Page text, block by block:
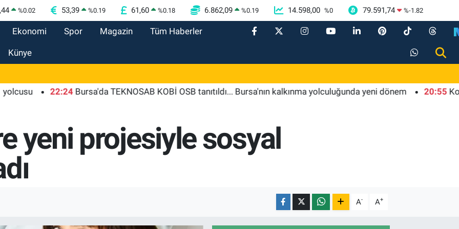
%0.02 53,39 %0.19 61,60 %0.18 6.862,09 %0.19 14.598,00 %0 79.591,74 %-1.82
Ekonomi Spor Magazin Tüm Haberler
Künye
22:24 Bursa'da TEKNOSAB KOBİ OSB tanıtıldı... Bursa'nın kalkınma yolculuğunda yeni dönem 20:55 Kocaeli
yeni projesiyle sosyal
A- A+